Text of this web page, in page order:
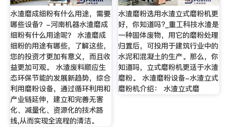
水渣磨成细粉有什么用途，需要
哪些设备？-河南机器水渣磨成
细粉有什么用途呢？ 水渣磨成
细粉的用途有哪些，了解这些，
您的投资才更加有意义，而且收
益更加可观。 水渣废料顺应生
态环保节能的发展新趋势，综合
利用磨粉设备，通过循环利用和
产业链延伸，建立和完善无害
化、减量化、资源化的技术路
线,从而实现全流程的清洁。
水渣磨粉选用水渣立式磨粉机更
好，你知道吗?_重工科技水渣是
一种固体废物，用它的磨粉处理
归置后，可投用于建筑行业中的
水泥和混凝土的生产。那么，你
知道吗，立式磨粉机更适于水渣
磨粉。 水渣磨粉设备-水渣立式
磨粉机介绍： 水渣立式磨